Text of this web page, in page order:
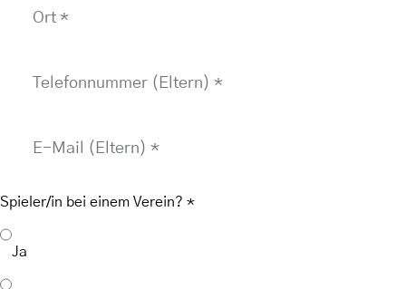
Ort *
Telefonnummer (Eltern) *
E-Mail (Eltern) *
Spieler/in bei einem Verein? *
Ja